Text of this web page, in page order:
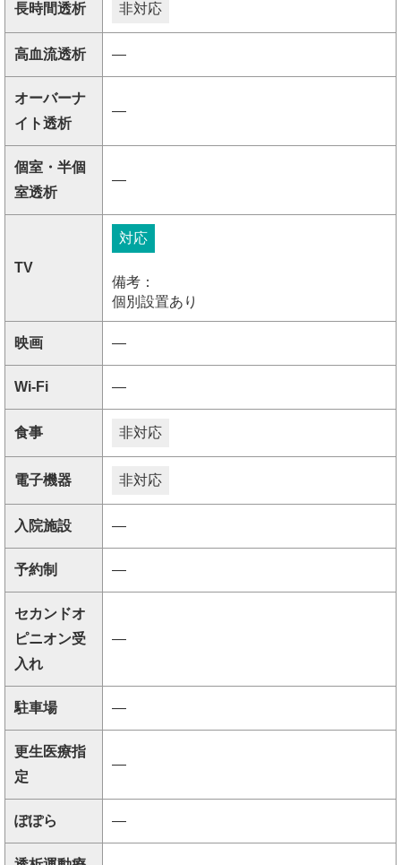
長時間透析 非対応
高血流透析 ―
オーバーナ
イト透析
―
個室・半個
室透析
―
TV
対応
備考：
個別設置あり
映画 ―
Wi-Fi ―
食事 非対応
電子機器 非対応
入院施設 ―
予約制 ―
セカンドオ
ピニオン受
入れ
―
駐車場 ―
更生医療指
定
―
ぽぽら ―